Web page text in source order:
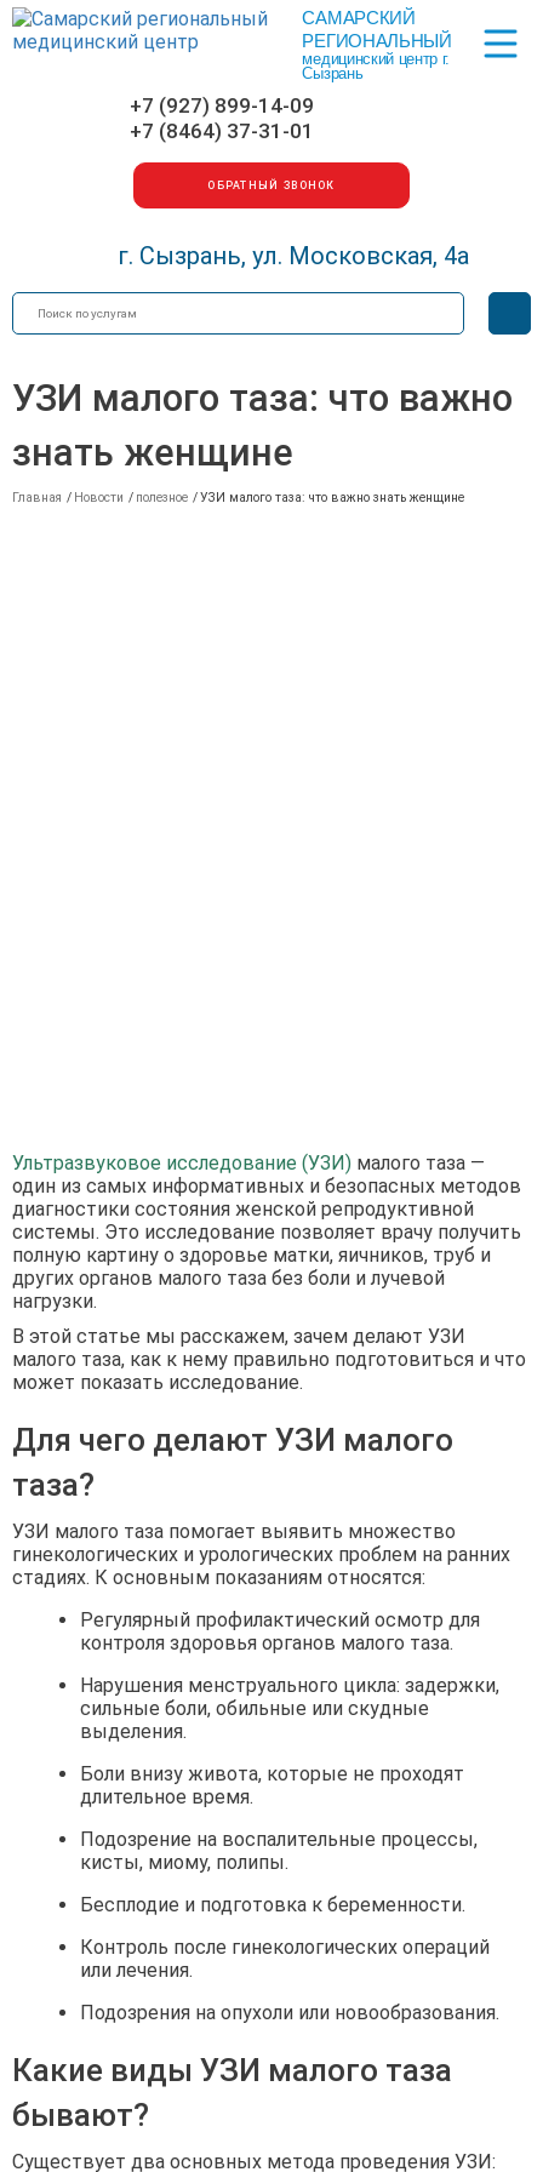
г. Сызрань, ул. Московская, 4а
САМАРСКИЙ
РЕГИОНАЛЬНЫЙ
медицинский центр г.
Сызрань
Меню
+7 (927) 899-14-09
+7 (8464) 37-31-01
ОБРАТНЫЙ ЗВОНОК
УЗИ малого таза: что важно
знать женщине
Главная / Новости / полезное /УЗИ малого таза: что важно знать женщине
Ультразвуковое исследование (УЗИ) малого таза —
один из самых информативных и безопасных методов
диагностики состояния женской репродуктивной
системы. Это исследование позволяет врачу получить
полную картину о здоровье матки, яичников, труб и
других органов малого таза без боли и лучевой
нагрузки.
В этой статье мы расскажем, зачем делают УЗИ
малого таза, как к нему правильно подготовиться и что
может показать исследование.
Для чего делают УЗИ малого
таза?
УЗИ малого таза помогает выявить множество
гинекологических и урологических проблем на ранних
стадиях. К основным показаниям относятся:
Регулярный профилактический осмотр для
контроля здоровья органов малого таза.
Нарушения менструального цикла: задержки,
сильные боли, обильные или скудные
выделения.
Боли внизу живота, которые не проходят
длительное время.
Подозрение на воспалительные процессы,
кисты, миому, полипы.
Бесплодие и подготовка к беременности.
Контроль после гинекологических операций
или лечения.
Подозрения на опухоли или новообразования.
Какие виды УЗИ малого таза
бывают?
Существует два основных метода проведения УЗИ: